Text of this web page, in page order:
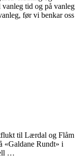
tid og på vanleg
før vi benkar oss
til Lærdal og Flåm
«Galdane Rundt» i
…